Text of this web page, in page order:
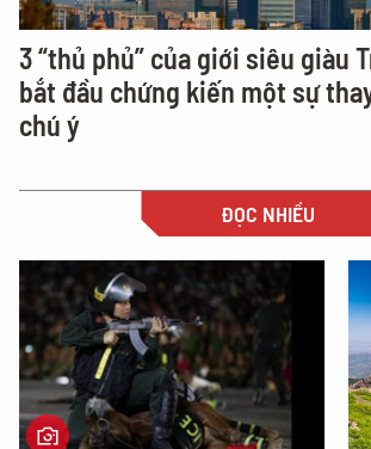
3 “thủ phủ” của giới siêu giàu
bắt đầu chứng kiến một sự
chú ý
ĐỌC NHIỀU